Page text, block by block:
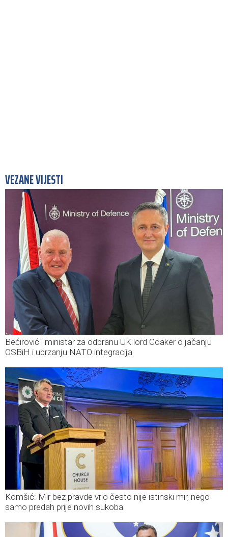
VEZANE VIJESTI
Bećirović i ministar za odbranu UK lord Coaker o jačanju
OSBiH i ubrzanju NATO integracija
Komšić: Mir bez pravde vrlo često nije istinski mir, nego
samo predah prije novih sukoba